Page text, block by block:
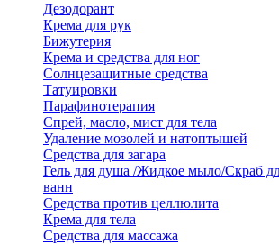
Дезодорант
Крема для рук
Бижутерия
Крема и средства для ног
Солнцезащитные средства
Татуировки
Парафинотерапия
Спрей, масло, мист для тела
Удаление мозолей и натоптышей
Средства для загара
Гель для душа /Жидкое мыло/Скраб
ванн
Средства против целлюлита
Крема для тела
Средства для массажа